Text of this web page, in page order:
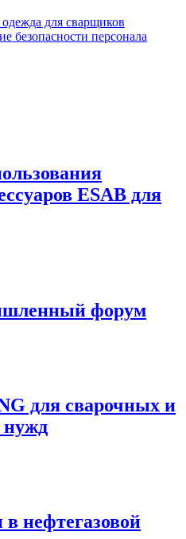
для сварщиков
безопасности персонала
ESAB для
форум
для сварочных и
нужд
нефтегазовой